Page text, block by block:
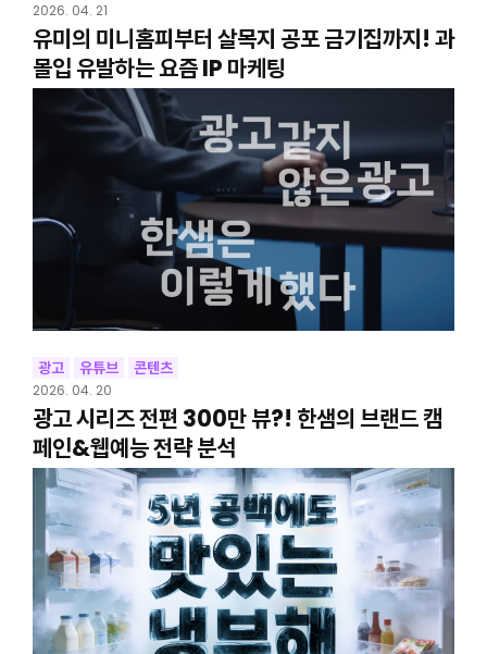
2026. 04. 21
유미의 미니홈피부터 살목지 공포 금기집까지! 과
몰입 유발하는 요즘 IP 마케팅
광고 유튜브 콘텐츠
2026. 04. 20
광고 시리즈 전편 300만 뷰?! 한샘의 브랜드 캠
페인&웹예능 전략 분석